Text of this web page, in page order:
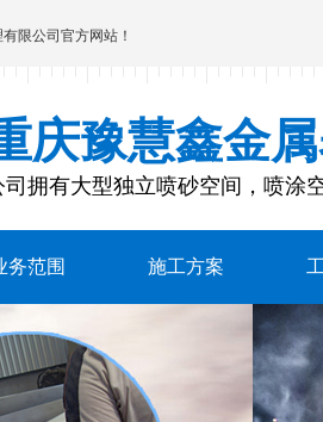
限公司 官方网站！
庆豫慧鑫金
司拥有大型独立喷砂空间，喷涂
务范围 施工方案